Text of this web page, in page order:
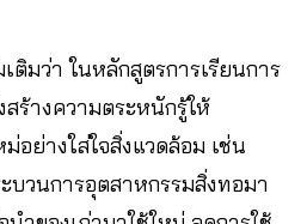
ติมว่า ในหลักสูตรการเรียนการ
ร้างความตระหนักรู้ให้
ย่างใส่ใจสิ่งแวดล้อม เช่น
บวนการอุตสาหกรรมสิ่งทอมา